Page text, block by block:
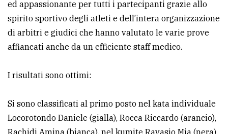
ed appassionante per tutti i partecipanti grazie allo
spirito sportivo degli atleti e dell’intera organizzazione
di arbitri e giudici che hanno valutato le varie prove
affiancati anche da un efficiente staff medico.
I risultati sono ottimi:
Si sono classificati al primo posto nel kata individuale
Locorotondo Daniele (gialla), Rocca Riccardo (arancio),
Rachidi Amina (bianca), nel kumite Ravasio Mia (nera),